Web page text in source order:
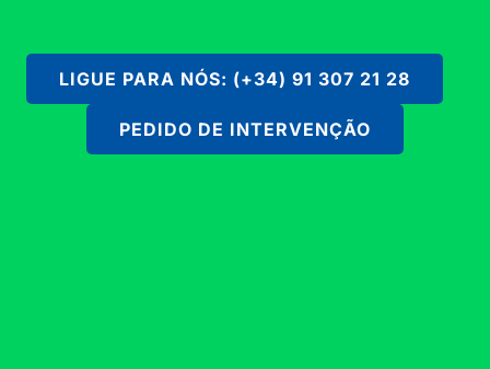
LIGUE PARA NÓS: (+34) 91 307 21 28
PEDIDO DE INTERVENÇÃO